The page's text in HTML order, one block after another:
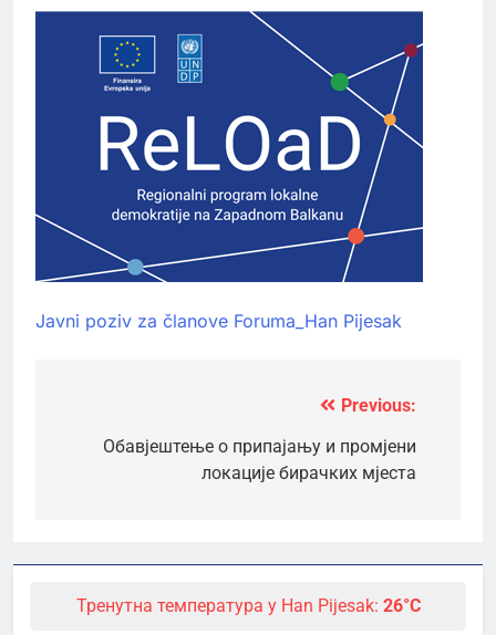
Javni poziv za članove Foruma_Han Pijesak
чланка
Previous:
Обавјештење о припајању и промјени
локације бирачких мјеста
Тренутна температура у Han Pijesak: 26°C